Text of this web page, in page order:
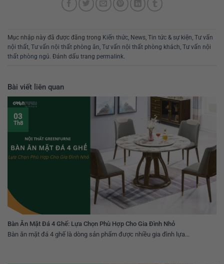
Mục nhập này đã được đăng trong Kiến thức News Tin tức & sự kiện Tư vấn
nội thất Tư vấn nội thất phòng ăn Tư vấn nội thất phòng khách Tư vấn nội
thất phòng ngủ . Đánh dấu trang permalink
Bài viết liên quan
Bàn Ăn Mặt Đá 4 Ghế: Lựa Chọn Phù Hợp Cho Gia Đình Nhỏ
Bàn ăn mặt đá 4 ghế là dòng sản phẩm được nhiều gia đình lựa...
03
Th8